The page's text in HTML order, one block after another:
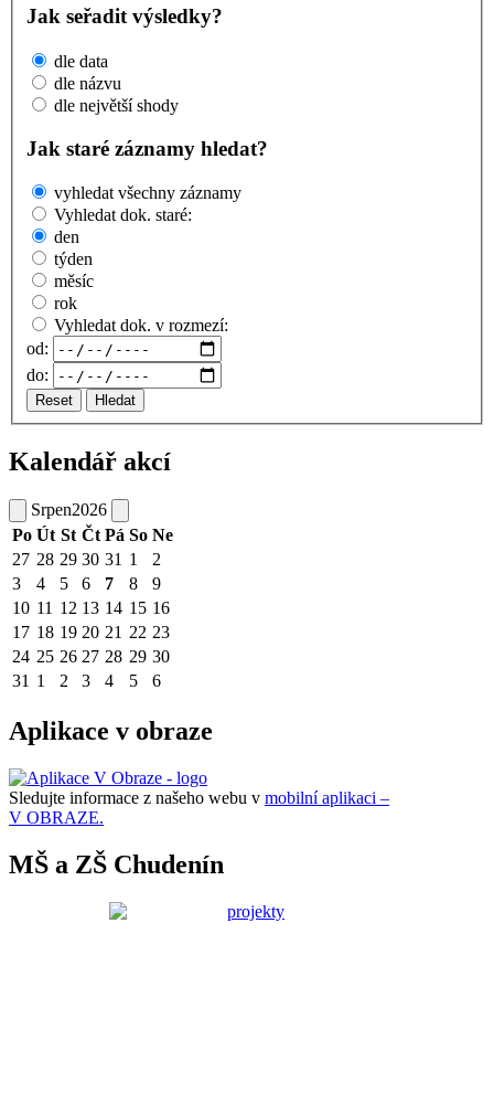
Jak seřadit výsledky?
dle data
dle názvu
dle největší shody
Jak staré záznamy hledat?
vyhledat všechny záznamy
Vyhledat dok. staré:
den
týden
měsíc
rok
Vyhledat dok. v rozmezí:
od:
do:
Reset Hledat
Kalendář akcí
Srpen2026
Po Út St Čt Pá So Ne
27 28 29 30 31 1
2
3
4 5 6 7 8
9
10 11 12 13 14 15 16
17 18 19 20 21 22 23
24 25 26 27 28 29 30
31 1 2 3 4 5 6
Aplikace v obraze
Sledujte informace z našeho webu v mobilní aplikaci –
V OBRAZE.
MŠ a ZŠ Chudenín